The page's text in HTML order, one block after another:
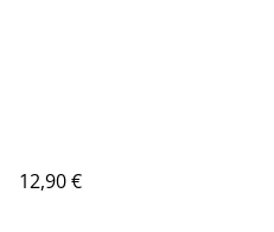
12,90 €